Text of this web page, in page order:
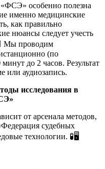
особенно полезна
именно медицинские
как правильно
нюансы следует учесть
Мы проводим
(по
до 2 часов. Результат
или аудиозапись.
исследования в
от арсенала методов,
судебных
технологии. 🧪🖥️